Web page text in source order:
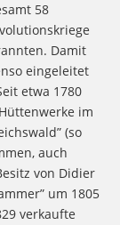
58
Damit
eingeleitet
etwa 1780
im
(so
auch
von Didier
um 1805
verkaufte